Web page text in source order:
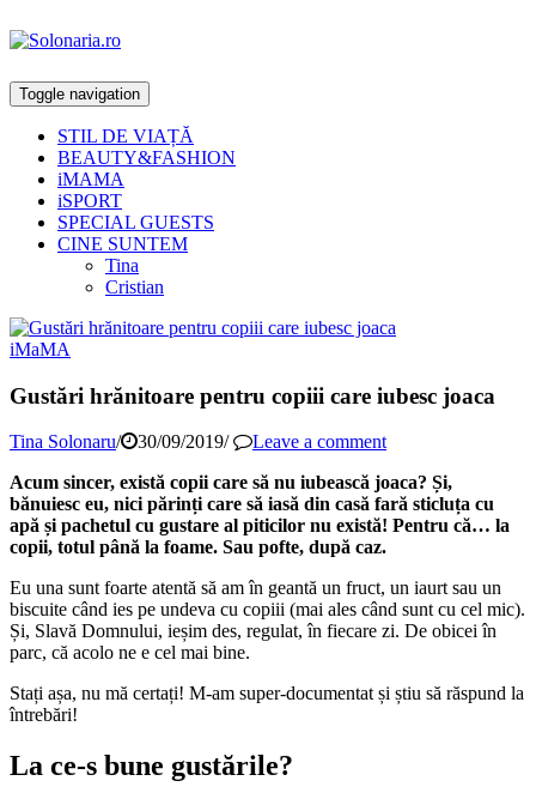
Toggle navigation
STIL DE VIAȚĂ
BEAUTY&FASHION
iMAMA
iSPORT
SPECIAL GUESTS
CINE SUNTEM
Tina
Cristian
iMaMA
Gustări hrănitoare pentru copiii care iubesc joaca
Tina Solonaru/ 30/09/2019/
Leave a comment
Acum sincer, există copii care să nu iubească joaca? Și,
bănuiesc eu, nici părinți care să iasă din casă fară sticluța cu
apă și pachetul cu gustare al piticilor nu există! Pentru că… la
copii, totul până la foame. Sau pofte, după caz.
Eu una sunt foarte atentă să am în geantă un fruct, un iaurt sau un
biscuite când ies pe undeva cu copiii (mai ales când sunt cu cel mic).
Și, Slavă Domnului, ieșim des, regulat, în fiecare zi. De obicei în
parc, că acolo ne e cel mai bine.
Stați așa, nu mă certați! M-am super-documentat și știu să răspund la
întrebări!
La ce-s bune gustările?